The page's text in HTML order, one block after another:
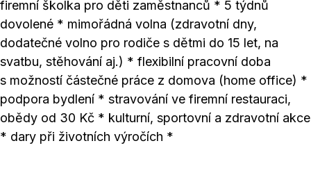
firemní školka pro děti zaměstnanců * 5 týdnů
dovolené * mimořádná volna (zdravotní dny,
dodatečné volno pro rodiče s dětmi do 15 let, na
svatbu, stěhování aj.) * flexibilní pracovní doba
s možností částečné práce z domova (home office) *
podpora bydlení * stravování ve firemní restauraci,
obědy od 30 Kč * kulturní, sportovní a zdravotní akce
* dary při životních výročích *